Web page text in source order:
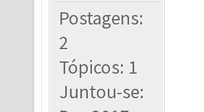
Postagens:
2
Tópicos: 1
Juntou-se: